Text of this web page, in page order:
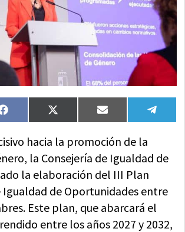
Compartir
en
FacebookCompartir
en
X
(Twitter)
Compartir
en
Email
en
hacia la promoción de la
la Consejería de Igualdad de
la elaboración del III Plan
Igualdad de Oportunidades entre
Este plan, que abarcará el
entre los años 2027 y 2032,